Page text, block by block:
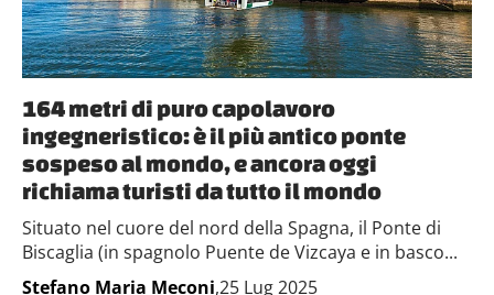
164 metri di puro capolavoro
ingegneristico: è il più antico ponte
sospeso al mondo, e ancora oggi
richiama turisti da tutto il mondo
Situato nel cuore del nord della Spagna, il Ponte di
Biscaglia (in spagnolo Puente de Vizcaya e in basco...
Stefano Maria Meconi,25 Lug 2025